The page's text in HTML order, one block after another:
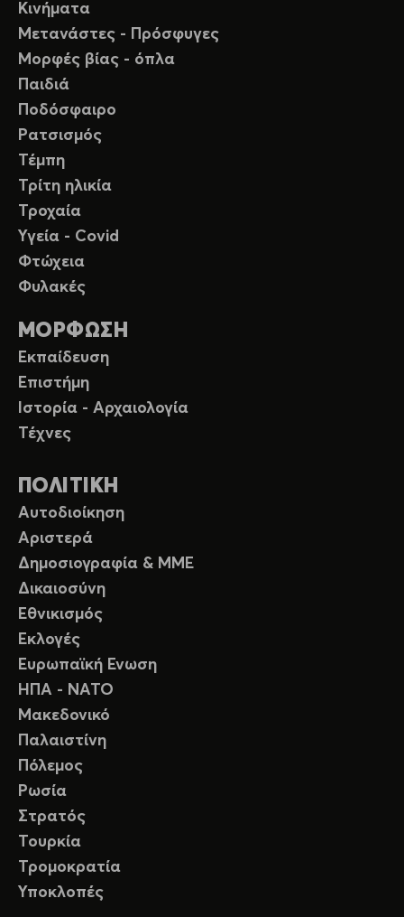
Κινήματα
Μετανάστες - Πρόσφυγες
Μορφές βίας - όπλα
Παιδιά
Ποδόσφαιρο
Ρατσισμός
Τέμπη
Τρίτη ηλικία
Τροχαία
Υγεία - Covid
Φτώχεια
Φυλακές
ΜΟΡΦΩΣΗ
Εκπαίδευση
Επιστήμη
Ιστορία - Αρχαιολογία
Τέχνες
ΠΟΛΙΤΙΚΗ
Αυτοδιοίκηση
Αριστερά
Δημοσιογραφία & ΜΜΕ
Δικαιοσύνη
Εθνικισμός
Εκλογές
Ευρωπαϊκή Ενωση
ΗΠΑ - ΝΑΤΟ
Μακεδονικό
Παλαιστίνη
Πόλεμος
Ρωσία
Στρατός
Τουρκία
Τρομοκρατία
Υποκλοπές